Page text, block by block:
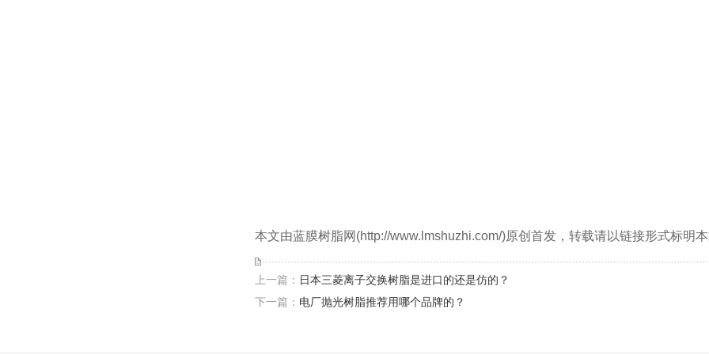
本文由蓝膜树脂网(http://www.lmshuzhi.com/)原创首发，转载请以链接形式标明
上一篇： 日本三菱离子交换树脂是进口的还是仿的？
下一篇： 电厂抛光树脂推荐用哪个品牌的？